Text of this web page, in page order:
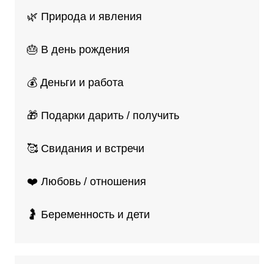
🌿 Природа и явления
🎂 В день рождения
💰 Деньги и работа
🎁 Подарки дарить / получить
🥰 Свидания и встречи
❤️ Любовь / отношения
🤰 Беременность и дети